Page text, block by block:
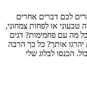
לכם דברים אחרים
טבעוני או לפחות צמחוני,
מה עם פחמימות? דגים
אותך? כל כך הרבה
הכנסו לבלוג שלי